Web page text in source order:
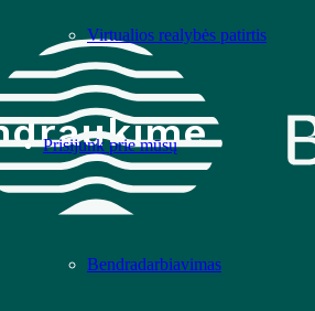
Virtualios realybės patirtis
Prisijunk prie mūsų
Bendradarbiavimas